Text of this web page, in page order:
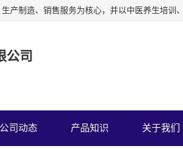
公司
公司动态 产品知识 关于我们